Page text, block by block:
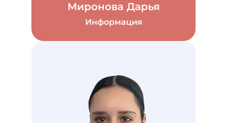
Миронова Дарья
Информация